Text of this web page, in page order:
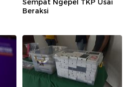
Sempat Ngepel TKP Usai
Beraksi